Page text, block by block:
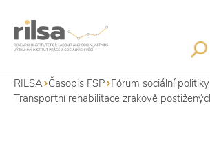
RILSA Časopis FSP Fórum sociální
Transportní rehabilitace zrakově